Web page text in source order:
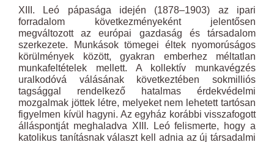
XIII. Leó pápasága idején (1878–1903) az ipari
forradalom következményeként jelentősen
megváltozott az európai gazdaság és társadalom
szerkezete. Munkások tömegei éltek nyomorúságos
körülmények között, gyakran emberhez méltatlan
munkafeltételek mellett. A kollektív munkavégzés
uralkodóvá válásának következtében sokmilliós
tagsággal rendelkező hatalmas érdekvédelmi
mozgalmak jöttek létre, melyeket nem lehetett tartósan
figyelmen kívül hagyni. Az egyház korábbi visszafogott
álláspontját meghaladva XIII. Leó felismerte, hogy a
katolikus tanításnak választ kell adnia az új társadalmi